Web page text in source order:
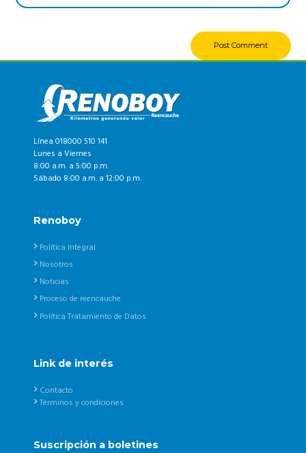
Línea 018000 510 141
Lunes a Viernes
8:00 a.m. a 5:00 p.m.
Sábado 8:00 a.m. a 12:00 p.m.
Renoboy
Política Integral
Nosotros
Noticias
Proceso de reencauche
Política Tratamiento de Datos
Link de interés
Contacto
Términos y condiciones
Suscripción a boletines